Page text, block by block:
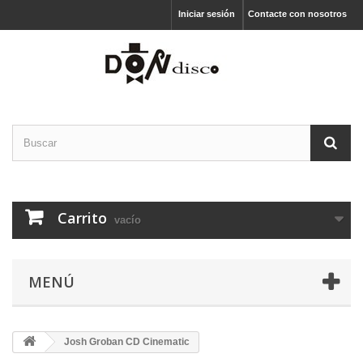
Contacte con nosotros
Iniciar sesión
Carrito vacío
MENÚ
Josh Groban CD Cinematic